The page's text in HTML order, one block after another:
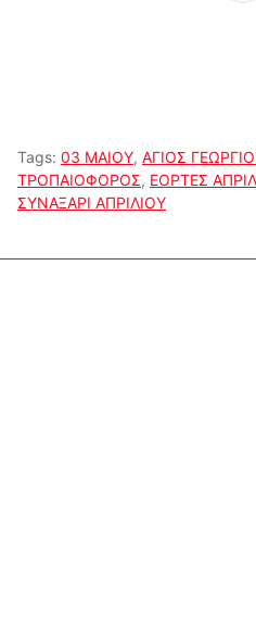
Tags: 03 ΜΑΙΟΥ, ΑΓΙΟΣ
ΤΡΟΠΑΙΟΦΟΡΟΣ, ΕΟΡΤΕΣ
ΣΥΝΑΞΑΡΙ ΑΠΡΙΛΙΟΥ